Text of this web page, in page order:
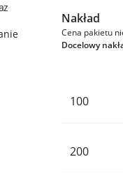
Nakład
Cena pakietu
Docelowy
100
200